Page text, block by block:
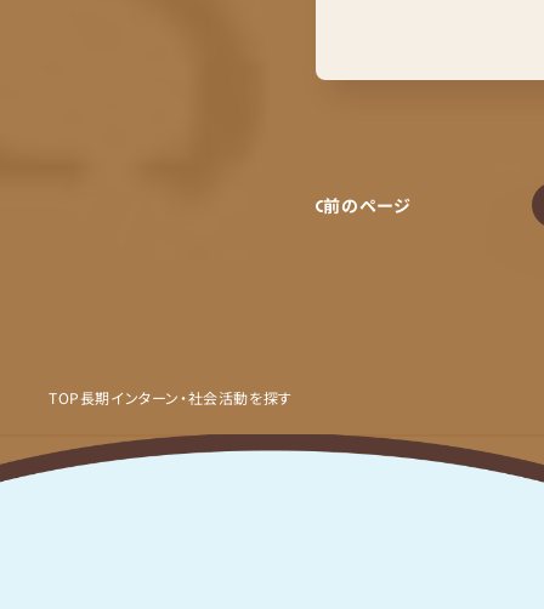
前のページ
TOP長期インターン・社会活動を探す